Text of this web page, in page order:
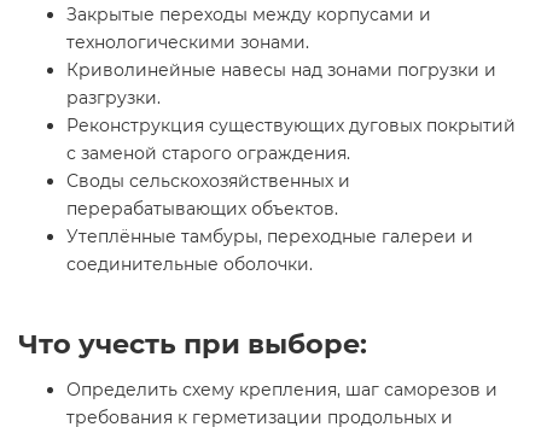
Закрытые переходы между корпусами и
технологическими зонами.
Криволинейные навесы над зонами погрузки и
разгрузки.
Реконструкция существующих дуговых покрытий
с заменой старого ограждения.
Своды сельскохозяйственных и
перерабатывающих объектов.
Утеплённые тамбуры, переходные галереи и
соединительные оболочки.
Что учесть при выборе:
Определить схему крепления, шаг саморезов и
требования к герметизации продольных и